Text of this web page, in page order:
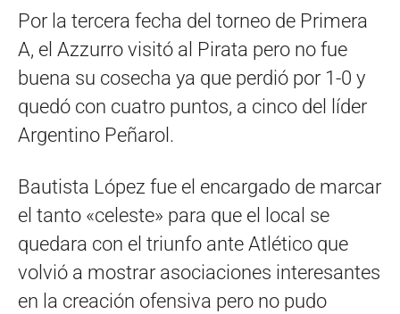
Por la tercera fecha del torneo de Primera
A, el Azzurro visitó al Pirata pero no fue
buena su cosecha ya que perdió por 1-0 y
quedó con cuatro puntos, a cinco del líder
Argentino Peñarol.
Bautista López fue el encargado de marcar
el tanto «celeste» para que el local se
quedara con el triunfo ante Atlético que
volvió a mostrar asociaciones interesantes
en la creación ofensiva pero no pudo